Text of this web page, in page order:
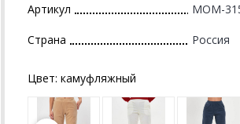
Артикул MOM-
Страна Россия
Цвет: камуфляжный